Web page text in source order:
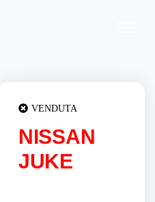
VENDUTA
NISSAN
JUKE